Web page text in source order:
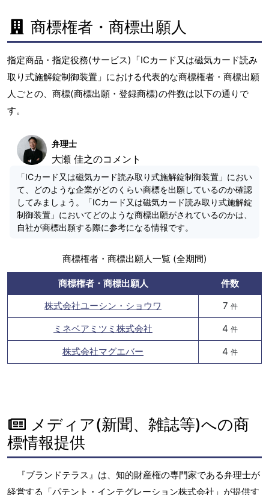
商標権者・商標出願人
指定商品・指定役務(サービス)「ICカード又は磁気カード読み
取り式施解錠制御装置」における代表的な商標権者・商標出願
人ごとの、商標(商標出願・登録商標)の件数は以下の通りで
す。
弁理士
大瀬 佳之のコメント
「ICカード又は磁気カード読み取り式施解錠制御装置」におい
て、どのような企業がどのくらい商標を出願しているのか確認
してみましょう。「ICカード又は磁気カード読み取り式施解錠
制御装置」においてどのような商標出願がされているのかは、
自社が商標出願する際に参考になる情報です。
商標権者・商標出願人一覧 (全期間)
商標権者・商標出願人
件数
株式会社ユーシン・ショウワ
7 件
ミネベアミツミ株式会社 4 件
株式会社マグエバー 4 件
メディア(新聞、雑誌等)への商
標情報提供
『ブランドテラス』は、知的財産権の専門家である弁理士が
経営する「パテント・インテグレーション株式会社」が提供す